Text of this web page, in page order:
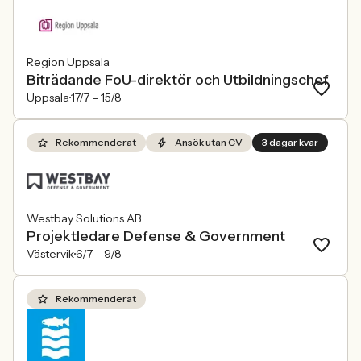
Region Uppsala
Biträdande FoU-direktör och Utbildningschef
Uppsala17/7 – 15/8
Rekommenderat Ansök utan CV 3 dagar kvar
Westbay Solutions AB
Projektledare Defense & Government
Västervik6/7 – 9/8
Rekommenderat